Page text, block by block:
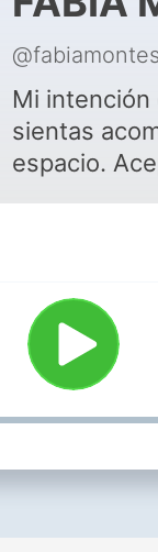
Mi
sientas
espacio. Acepta la magia de tu
Visual • Música En
redes: